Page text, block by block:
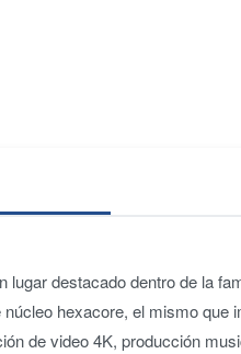
lugar destacado dentro de la
hexacore, el mismo que
de video 4K, producción